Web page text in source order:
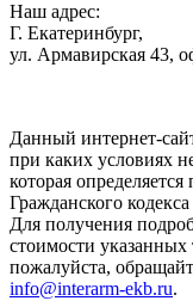
Наш адрес:
Г. Екатеринбург,
ул. Армавирская 43,
Данный интернет-
при каких условиях
которая
Гражданского
Для получения
стоимости указанных
пожалуйста,
info@interarm-ekb.ru.